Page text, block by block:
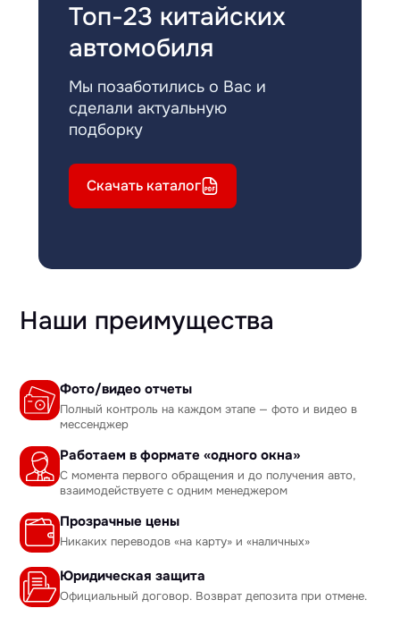
Топ-23 китайских
автомобиля
Мы позаботились о Вас и
сделали актуальную
подборку
Скачать каталог
Наши преимущества
Фото/видео отчеты
Полный контроль на каждом этапе — фото и видео в
мессенджер
Работаем в формате «одного окна»
С момента первого обращения и до получения авто,
взаимодействуете с одним менеджером
Прозрачные цены
Никаких переводов «на карту» и «наличных»
Юридическая защита
Официальный договор. Возврат депозита при отмене.